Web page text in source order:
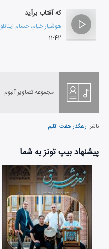
که آفتاب برآید
هوشیار خیام، حسام اینانلو
۱۱:۴۲
مجموعه تصاویر آلبوم
ناشر :رهگذر هفت اقلیم
پیشنهاد بیپ تونز به شما